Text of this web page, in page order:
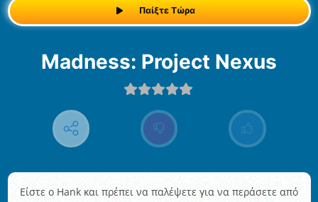
Παίξτε Τώρα
Madness: Project Nexus
Είστε ο Hank και πρέπει να παλέψετε για να περάσετε από